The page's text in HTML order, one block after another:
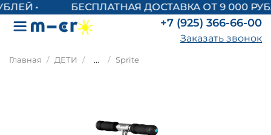
БЕСПЛАТНАЯ ДОСТАВКА ОТ 9 000
+7 (925) 366-66-00
Заказать звонок
Главная ДЕТИ ... Sprite